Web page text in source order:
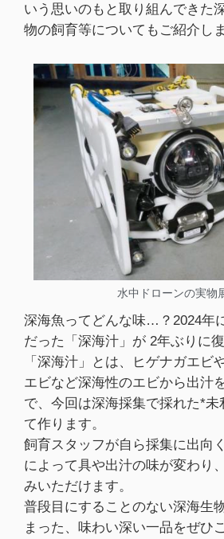
いう思いのもと取り組んできた
物の飼育等についてもご紹介しま
水中ドローンの実物
深海魚ってどんな味…？2024年
だった「深海汁」が 2年ぶりに復
「深海汁」とは、ヒゲナガエビ
エビなど深海性のエビから出汁
で、今回は深海採集で採れた*未
て作ります。
飼育スタッフが自ら採集に出向
によって具や出汁の味が変わり
みいただけます。
普段目にすることのない深海生
まった、味わい深い一品をぜひ